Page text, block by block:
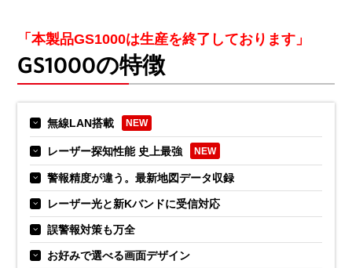
「本製品GS1000は生産を終了しております」
GS1000の特徴
無線LAN搭載 NEW
レーザー探知性能 史上最強 NEW
警報精度が違う。最新地図データ収録
レーザー光と新Kバンドに受信対応
誤警報対策も万全
お好みで選べる画面デザイン